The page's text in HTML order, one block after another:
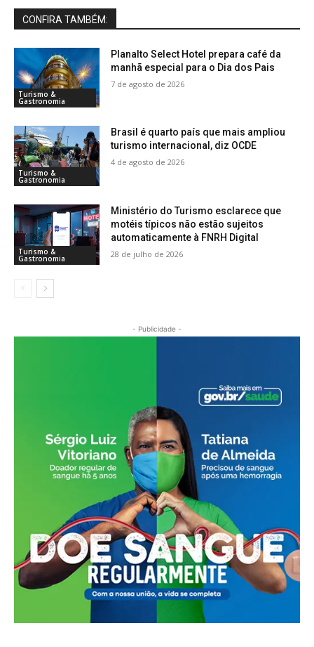
CONFIRA TAMBÉM:
Turismo &
Gastronomia
Planalto Select Hotel prepara café da
manhã especial para o Dia dos Pais
7 de agosto de 2026
Turismo &
Gastronomia
Brasil é quarto país que mais ampliou
turismo internacional, diz OCDE
4 de agosto de 2026
Turismo &
Gastronomia
Ministério do Turismo esclarece que
motéis típicos não estão sujeitos
automaticamente à FNRH Digital
28 de julho de 2026
- Publicidade -